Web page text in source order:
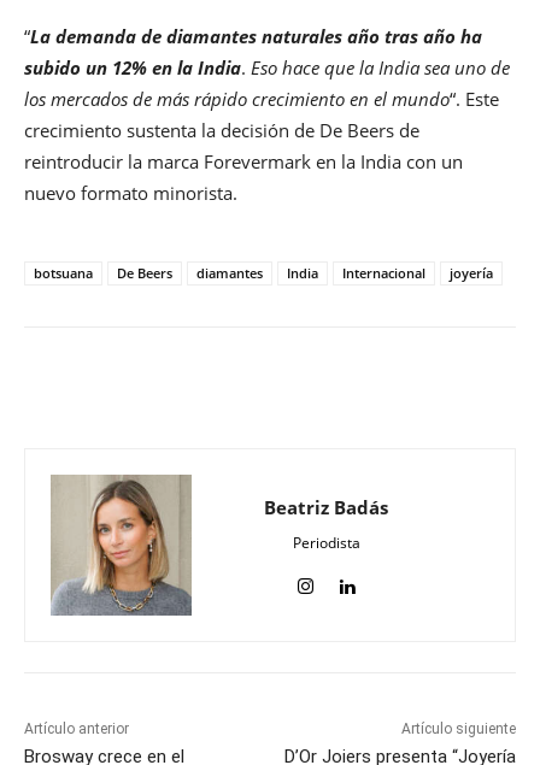
“La demanda de diamantes naturales año tras año ha
subido un 12% en la India. Eso hace que la India sea uno de
los mercados de más rápido crecimiento en el mundo“. Este
crecimiento sustenta la decisión de De Beers de
reintroducir la marca Forevermark en la India con un
nuevo formato minorista.
botsuana De Beers diamantes India Internacional joyería
Beatriz Badás
Periodista
Artículo anterior
Brosway crece en el
Artículo siguiente
D’Or Joiers presenta “Joyería